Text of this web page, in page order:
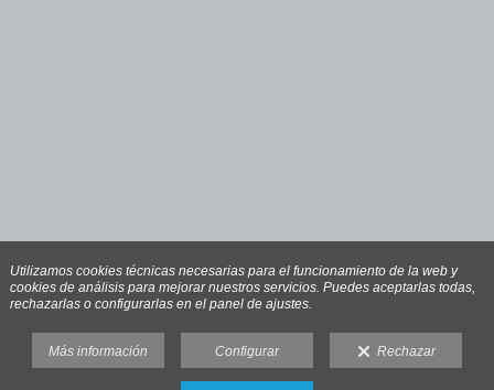
Utilizamos cookies técnicas necesarias para el funcionamiento de la web y
cookies de análisis para mejorar nuestros servicios. Puedes aceptarlas todas,
rechazarlas o configurarlas en el panel de ajustes.
Más información Configurar Rechazar